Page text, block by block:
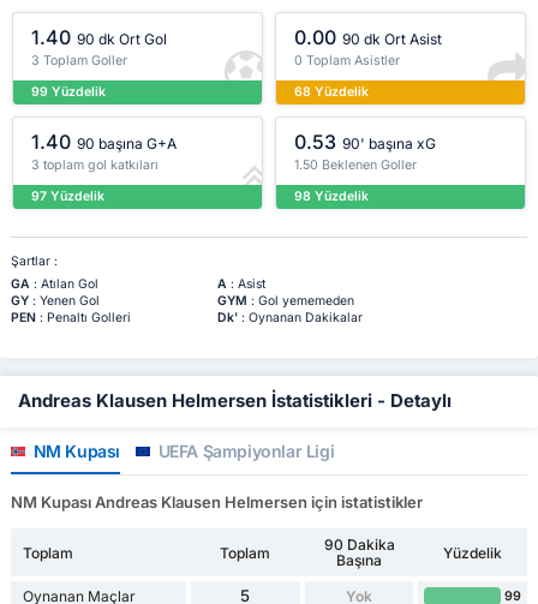
1.40 90 dk Ort Gol
3 Toplam Goller
99 Yüzdelik
0.00 90 dk Ort Asist
0 Toplam Asistler
68 Yüzdelik
1.40 90 başına G+A
3 toplam gol katkıları
97 Yüzdelik
0.53 90' başına xG
1.50 Beklenen Goller
98 Yüzdelik
Şartlar :
GA: Atılan Gol A: Asist
GY: Yenen Gol GYM : Gol yememeden
PEN: Penaltı Golleri Dk': Oynanan Dakikalar
Andreas Klausen Helmersen İstatistikleri - Detaylı
NM Kupası UEFA Şampiyonlar Ligi
NM Kupası Andreas Klausen Helmersen için istatistikler
Toplam Toplam
90 Dakika
Başına
Yüzdelik
Oynanan Maçlar 5 Yok 99